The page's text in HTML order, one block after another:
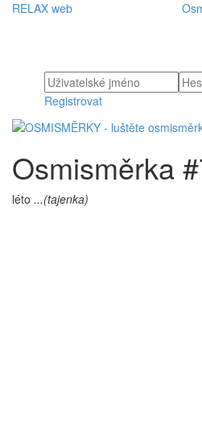
RELAX web
Registrovat
Osmisměrka
léto ...(tajenka)